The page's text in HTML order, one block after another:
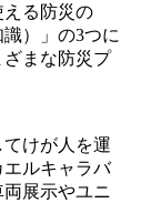
る防災の
）」の3つに
まな防災プ
けが人を運
ルキャラバ
展示やユニ